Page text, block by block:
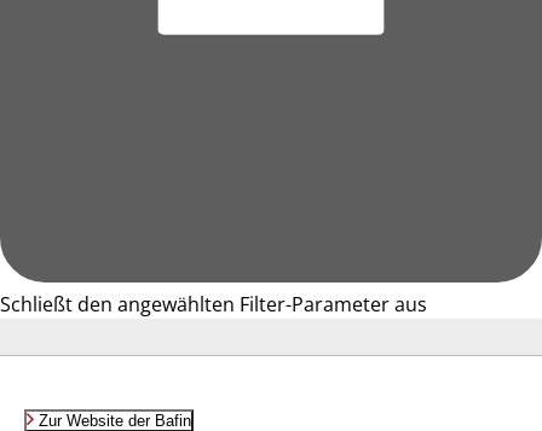
Schließt den angewählten Filter-Parameter aus
Zur Website der Bafin